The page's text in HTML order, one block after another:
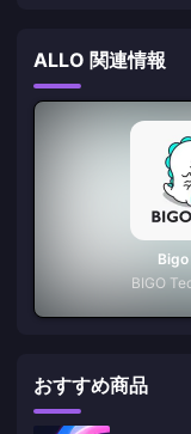
ALLO 関連情報
BIGO
おすすめ商品